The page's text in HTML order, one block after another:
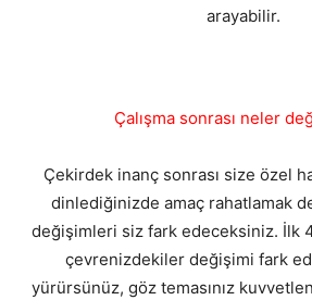
arayabilir.
Çalışma sonrası neler
Çekirdek inanç sonrası size özel
dinlediğinizde amaç rahatlamak
değişimleri siz fark edeceksiniz. İlk
çevrenizdekiler değişimi fark
yürürsünüz, göz temasınız